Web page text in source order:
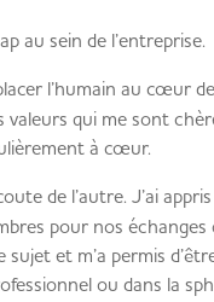
au sein de l’entreprise.
l’humain au cœur
valeurs qui me sont
à cœur.
de l’autre. J’ai
pour nos
sujet et m’a permis
ou dans la